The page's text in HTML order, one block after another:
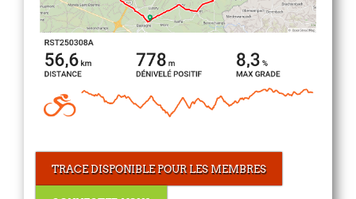
TRACE DISPONIBLE POUR LES MEMBRES